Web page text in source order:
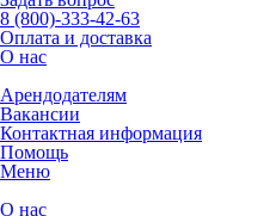
8 (800)-333-42-63
Оплата и доставка
О нас
Арендодателям
Вакансии
Контактная информация
Помощь
Меню
О нас